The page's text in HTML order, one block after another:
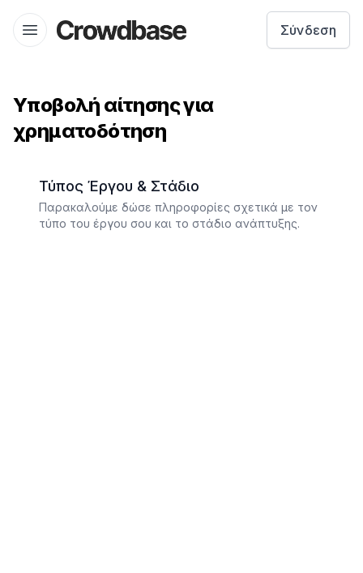
Open menu
Crowdbase logo Σύνδεση
Υποβολή αίτησης για
χρηματοδότηση
Τύπος Έργου & Στάδιο
Παρακαλούμε δώσε πληροφορίες σχετικά με τον
τύπο του έργου σου και το στάδιο ανάπτυξης.